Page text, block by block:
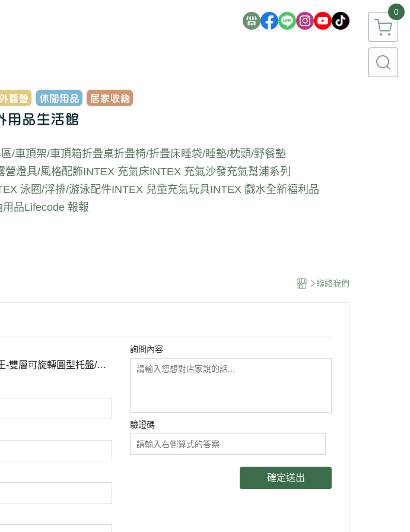
0
/車頂架/車頂箱折疊桌折疊椅/折疊床睡袋/睡墊/枕頭/野餐墊
營燈具/風格配飾INTEX 充氣床INTEX 充氣沙發充氣幫浦系列
泳圈/浮排/游泳配件INTEX 兒童充氣玩具INTEX 戲水全新褔利品
用品Lifecode 報報
聯絡我們
-雙層可旋轉圓型托盤/收
詢問內容
驗證碼
確定送出